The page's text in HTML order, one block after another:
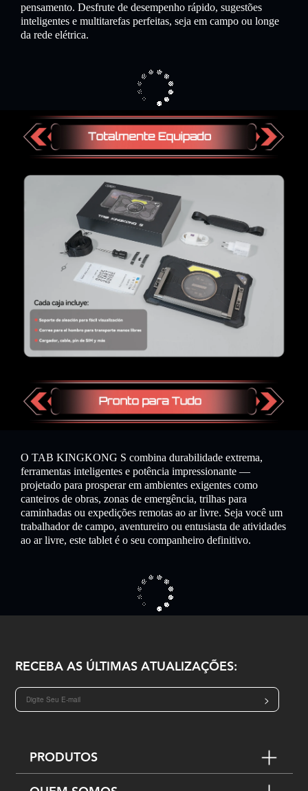
pensamento. Desfrute de desempenho rápido, sugestões
inteligentes e multitarefas perfeitas, seja em campo ou longe
da rede elétrica.
O TAB KINGKONG S combina durabilidade extrema,
ferramentas inteligentes e potência impressionante —
projetado para prosperar em ambientes exigentes como
canteiros de obras, zonas de emergência, trilhas para
caminhadas ou expedições remotas ao ar livre. Seja você um
trabalhador de campo, aventureiro ou entusiasta de atividades
ao ar livre, este tablet é o seu companheiro definitivo.
RECEBA AS ÚLTIMAS ATUALIZAÇÕES:
>
PRODUTOS